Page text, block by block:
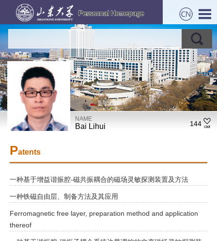
NAME
Bai Lihui 144
Patents
一种基于增益谐振腔-磁共振耦合的磁场灵敏探测装置及方法
一种铁磁自由层、制备方法及其应用
Ferromagnetic free layer, preparation method and application
thereof